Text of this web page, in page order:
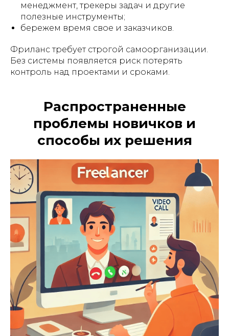
менеджмент, трекеры задач и другие
полезные инструменты;
бережем время свое и заказчиков.
Фриланс требует строгой самоорганизации.
Без системы появляется риск потерять
контроль над проектами и сроками.
Распространенные
проблемы новичков и
способы их решения